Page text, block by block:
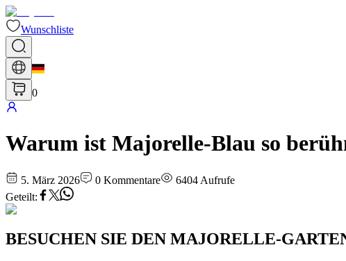
Wunschliste
0
Warum ist Majorelle-Blau so
5. März 2026 0 Kommentare 6404 Aufrufe
Geteilt:
BESUCHEN SIE DEN MAJORELLE-